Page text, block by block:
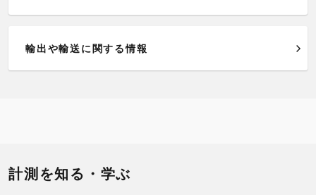
輸出や輸送に関する情報
計測を知る・学ぶ